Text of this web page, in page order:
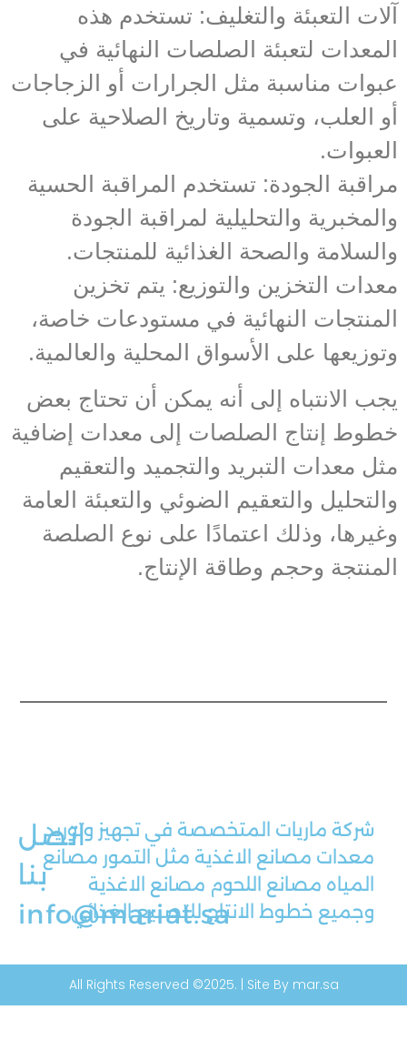
آلات التعبئة والتغليف: تستخدم هذه
المعدات لتعبئة الصلصات النهائية في
عبوات مناسبة مثل الجرارات أو الزجاجات
أو العلب، وتسمية وتاريخ الصلاحية على
العبوات.
مراقبة الجودة: تستخدم المراقبة الحسية
والمخبرية والتحليلية لمراقبة الجودة
والسلامة والصحة الغذائية للمنتجات.
معدات التخزين والتوزيع: يتم تخزين
المنتجات النهائية في مستودعات خاصة،
وتوزيعها على الأسواق المحلية والعالمية.
يجب الانتباه إلى أنه يمكن أن تحتاج بعض
خطوط إنتاج الصلصات إلى معدات إضافية
مثل معدات التبريد والتجميد والتعقيم
والتحليل والتعقيم الضوئي والتعبئة العامة
وغيرها، وذلك اعتمادًا على نوع الصلصة
المنتجة وحجم وطاقة الإنتاج.
اتصل
بنا
info@mariat.sa
شركة ماريات المتخصصة في تجهيز وتوريد
معدات مصانع الاغذية مثل التمور مصانع
المياه مصانع اللحوم مصانع الاغذية
وجميع خطوط الانتاج للتصنيع الغذائي
All Rights Reserved ©2025. | Site By mar.sa